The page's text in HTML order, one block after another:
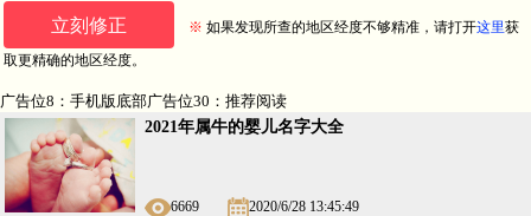
※ 如果发现所查的地区经度不够精准，请打开这里获
取更精确的地区经度。
广告位8：手机版底部广告位30：推荐阅读
2021年属牛的婴儿名字大全
6669 2020/6/28 13:45:49